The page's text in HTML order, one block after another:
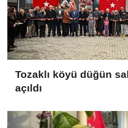
Tozaklı köyü düğün
açıldı